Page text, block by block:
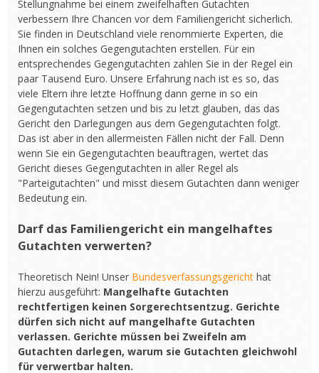
Stellungnahme bei einem zweifelhaften Gutachten
verbessern Ihre Chancen vor dem Familiengericht sicherlich.
Sie finden in Deutschland viele renommierte Experten, die
Ihnen ein solches Gegengutachten erstellen. Für ein
entsprechendes Gegengutachten zahlen Sie in der Regel ein
paar Tausend Euro. Unsere Erfahrung nach ist es so, das
viele Eltern ihre letzte Hoffnung dann gerne in so ein
Gegengutachten setzen und bis zu letzt glauben, das das
Gericht den Darlegungen aus dem Gegengutachten folgt.
Das ist aber in den allermeisten Fällen nicht der Fall. Denn
wenn Sie ein Gegengutachten beauftragen, wertet das
Gericht dieses Gegengutachten in aller Regel als
"Parteigutachten" und misst diesem Gutachten dann weniger
Bedeutung ein.
Darf das Familiengericht ein mangelhaftes
Gutachten verwerten?
Theoretisch Nein! Unser Bundesverfassungsgericht hat
hierzu ausgeführt: Mangelhafte Gutachten
rechtfertigen keinen Sorgerechtsentzug. Gerichte
dürfen sich nicht auf mangelhafte Gutachten
verlassen. Gerichte müssen bei Zweifeln am
Gutachten darlegen, warum sie Gutachten gleichwohl
für verwertbar halten.